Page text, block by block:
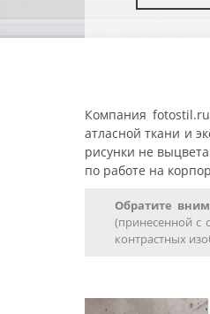
Компания
атласной ткани и
рисунки не
по работе на
Обратите
(принесенной с
контрастных